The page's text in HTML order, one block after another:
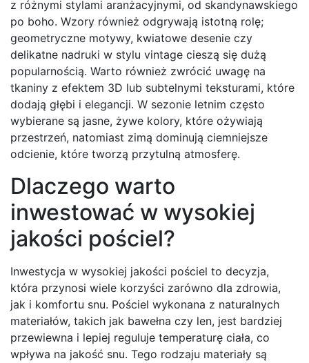
z różnymi stylami aranżacyjnymi, od skandynawskiego
po boho. Wzory również odgrywają istotną rolę;
geometryczne motywy, kwiatowe desenie czy
delikatne nadruki w stylu vintage cieszą się dużą
popularnością. Warto również zwrócić uwagę na
tkaniny z efektem 3D lub subtelnymi teksturami, które
dodają głębi i elegancji. W sezonie letnim często
wybierane są jasne, żywe kolory, które ożywiają
przestrzeń, natomiast zimą dominują ciemniejsze
odcienie, które tworzą przytulną atmosferę.
Dlaczego warto
inwestować w wysokiej
jakości pościel?
Inwestycja w wysokiej jakości pościel to decyzja,
która przynosi wiele korzyści zarówno dla zdrowia,
jak i komfortu snu. Pościel wykonana z naturalnych
materiałów, takich jak bawełna czy len, jest bardziej
przewiewna i lepiej reguluje temperaturę ciała, co
wpływa na jakość snu. Tego rodzaju materiały są